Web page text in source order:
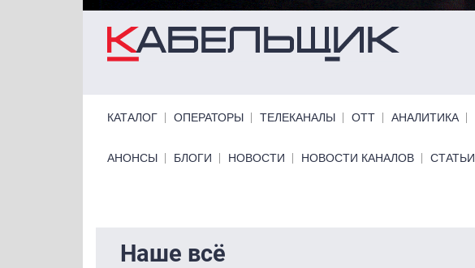
КАТАЛОГ ОПЕРАТОРЫ ТЕЛЕКАНАЛЫ ОТТ АНАЛИТИКА
Primary links bottom
АНОНСЫ БЛОГИ НОВОСТИ НОВОСТИ КАНАЛОВ СТАТЬИ
Наше всё